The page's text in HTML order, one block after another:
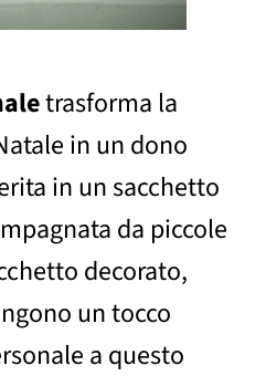
trasforma la
in un dono
in un sacchetto
da piccole
decorato,
un tocco
a questo